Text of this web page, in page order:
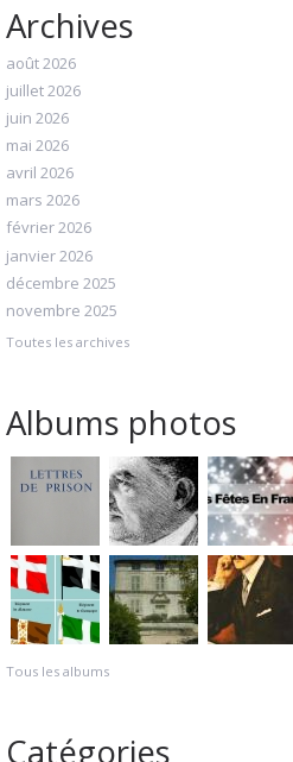
Archives
août 2026
juillet 2026
juin 2026
mai 2026
avril 2026
mars 2026
février 2026
janvier 2026
décembre 2025
novembre 2025
Toutes les archives
Albums photos
Tous les albums
Catégories